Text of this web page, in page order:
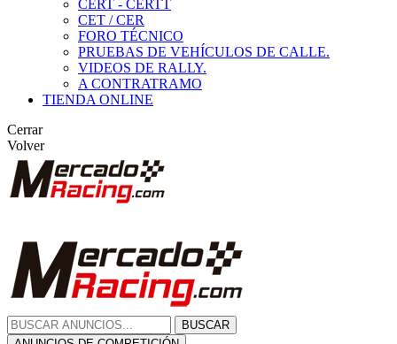
CERT - CERTT
CET / CER
FORO TÉCNICO
PRUEBAS DE VEHÍCULOS DE CALLE.
VIDEOS DE RALLY.
A CONTRATRAMO
TIENDA ONLINE
Cerrar
Volver
BUSCAR
ANUNCIOS DE COMPETICIÓN